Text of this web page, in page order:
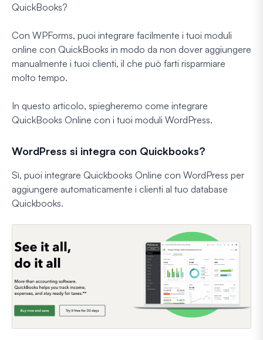
QuickBooks?
Con WPForms, puoi integrare facilmente i tuoi moduli
online con QuickBooks in modo da non dover aggiungere
manualmente i tuoi clienti, il che può farti risparmiare
molto tempo.
In questo articolo, spiegheremo come integrare
QuickBooks Online con i tuoi moduli WordPress.
WordPress si integra con Quickbooks?
Sì, puoi integrare Quickbooks Online con WordPress per
aggiungere automaticamente i clienti al tuo database
Quickbooks.